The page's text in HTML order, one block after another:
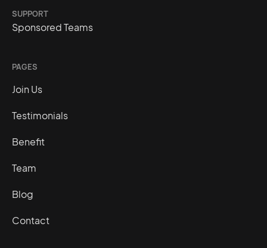
SUPPORT
Sponsored Teams
PAGES
Join Us
Testimonials
Benefit
Team
Blog
Contact